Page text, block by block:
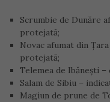
Scrumbie de Dunăre
protejată;
Novac afumat din
protejată;
Telemea de Ibănești
Salam de Sibiu –
Magiun de prune de